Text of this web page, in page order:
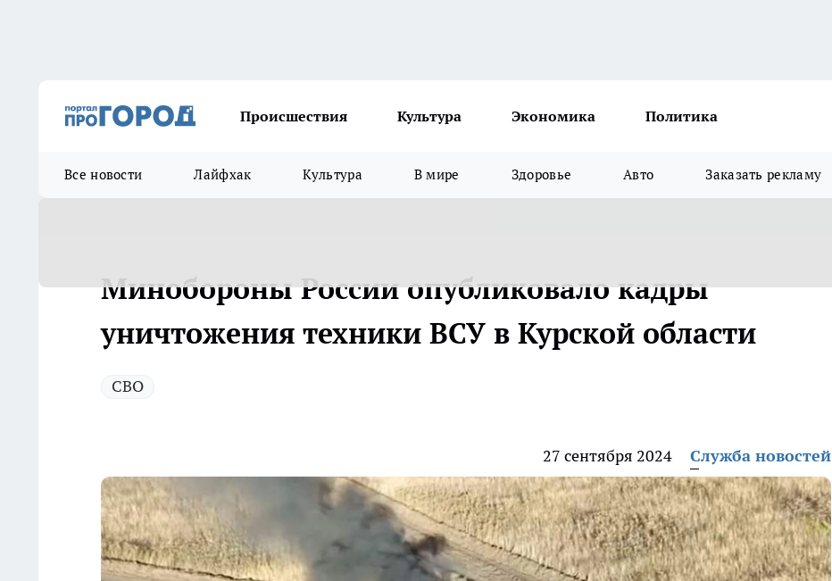
Происшествия Культура Экономика Политика
Все новости Лайфхак Культура В мире Здоровье Авто Заказать рекламу
Минобороны России опубликовало кадры
уничтожения техники ВСУ в Курской области
СВО
27 сентября 2024 Служба новостей